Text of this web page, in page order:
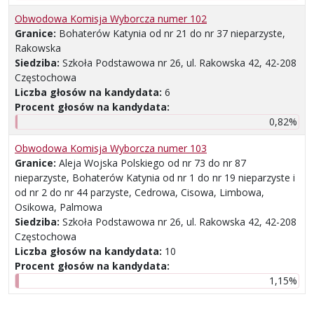
Obwodowa Komisja Wyborcza numer 102
Granice: Bohaterów Katynia od nr 21 do nr 37 nieparzyste,
Rakowska
Siedziba: Szkoła Podstawowa nr 26, ul. Rakowska 42, 42-208
Częstochowa
Liczba głosów na kandydata: 6
Procent głosów na kandydata:
0,82%
Obwodowa Komisja Wyborcza numer 103
Granice: Aleja Wojska Polskiego od nr 73 do nr 87
nieparzyste, Bohaterów Katynia od nr 1 do nr 19 nieparzyste i
od nr 2 do nr 44 parzyste, Cedrowa, Cisowa, Limbowa,
Osikowa, Palmowa
Siedziba: Szkoła Podstawowa nr 26, ul. Rakowska 42, 42-208
Częstochowa
Liczba głosów na kandydata: 10
Procent głosów na kandydata:
1,15%